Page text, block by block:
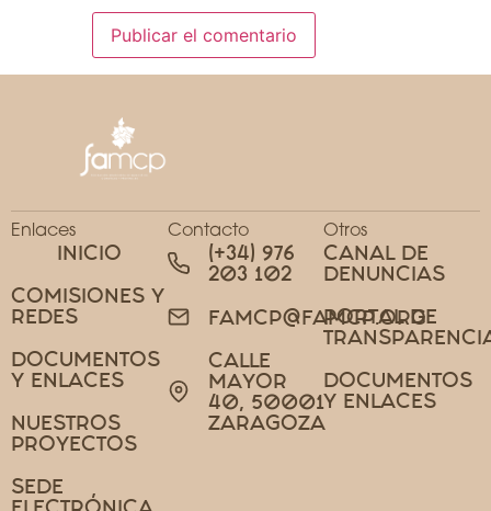
Enlaces
INICIO
COMISIONES Y
REDES
DOCUMENTOS
Y ENLACES
NUESTROS
PROYECTOS
SEDE
Contacto
(+34) 976
203 102
FAMCP@FAMCP.ORG
CALLE
MAYOR
40, 50001
ZARAGOZA
Otros
CANAL DE
DENUNCIAS
PORTAL DE
DOCUMENTOS
Y ENLACES